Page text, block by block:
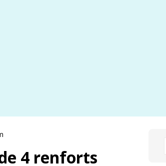
4 renforts